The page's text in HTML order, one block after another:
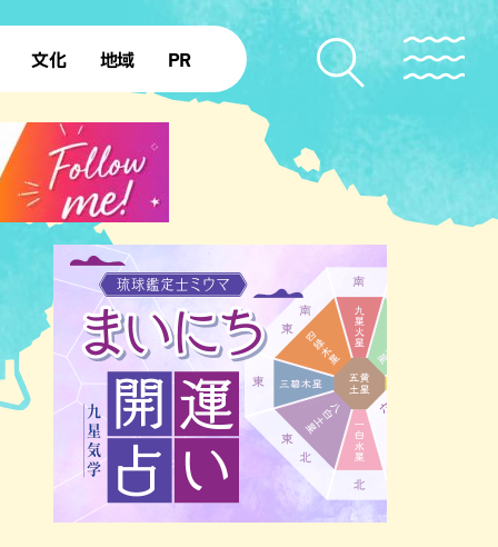
文化
復帰50年
地域
本島北部
本島南部 先島諸島
北部離島
PR